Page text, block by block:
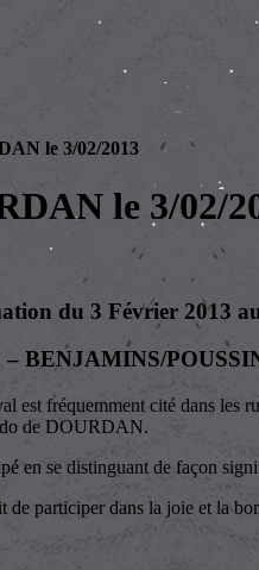
le 3/02/2013
le 3/02/
du 3 Février 2013
– BENJAMINS/
fréquemment cité dans
de DOURDAN.
en se distinguant de façon
participer dans la joie et la